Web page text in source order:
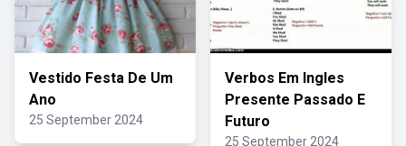
Vestido Festa De Um
Ano
25 September 2024
Verbos Em Ingles
Presente Passado E
Futuro
25 September 2024